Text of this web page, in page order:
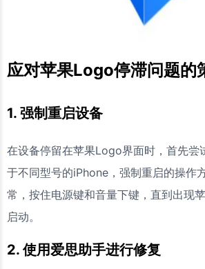
应对苹果Logo停滞问题的
1. 强制重启设备
在设备停留在苹果Logo界面时，首先尝
于不同型号的iPhone，强制重启的操作
常，按住电源键和音量下键，直到出现
启动。
2. 使用爱思助手进行修复